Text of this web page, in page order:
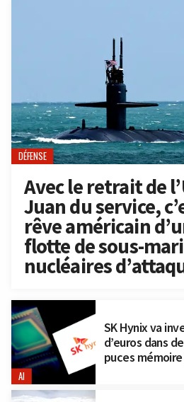
DÉFENSE
Avec le retrait de
Juan du service,
rêve américain
flotte de sous-
nucléaires
AI
SK Hynix va
d’euros dans
puces mémoire